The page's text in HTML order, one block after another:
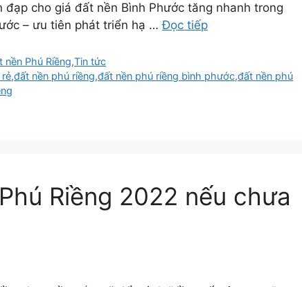
cho giá đất nền Bình Phước tăng nhanh trong
– ưu tiên phát triển hạ …Đọc tiếp
nền Phú Riềng,Tin tức
,đất nền phú riềng,đất nền phú riềng bình phước,đất nền phú
Riềng 2022 nếu chưa